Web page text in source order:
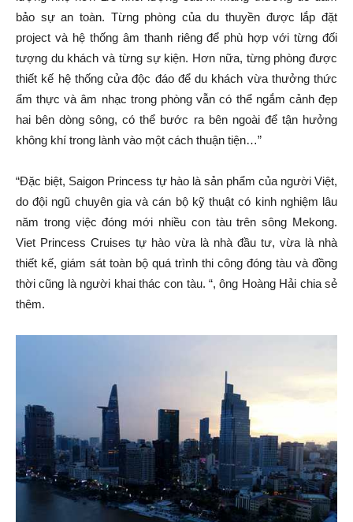
bảo sự an toàn. Từng phòng của du thuyền được lắp đặt
project và hệ thống âm thanh riêng để phù hợp với từng đối
tượng du khách và từng sự kiện. Hơn nữa, từng phòng được
thiết kế hệ thống cửa độc đáo để du khách vừa thưởng thức
ẩm thực và âm nhạc trong phòng vẫn có thể ngắm cảnh đẹp
hai bên dòng sông, có thể bước ra bên ngoài để tận hưởng
không khí trong lành vào một cách thuận tiện…”
“Đặc biệt, Saigon Princess tự hào là sản phẩm của người Việt,
do đội ngũ chuyên gia và cán bộ kỹ thuật có kinh nghiệm lâu
năm trong việc đóng mới nhiều con tàu trên sông Mekong.
Viet Princess Cruises tự hào vừa là nhà đầu tư, vừa là nhà
thiết kế, giám sát toàn bộ quá trình thi công đóng tàu và đồng
thời cũng là người khai thác con tàu. “, ông Hoàng Hải chia sẻ
thêm.